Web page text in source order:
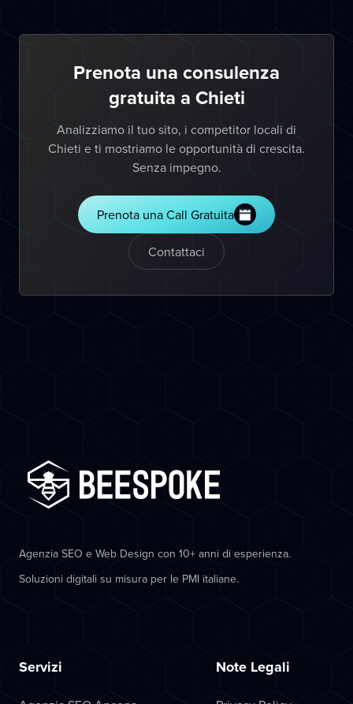
Prenota una consulenza
gratuita a Chieti
Analizziamo il tuo sito, i competitor locali di
Chieti e ti mostriamo le opportunità di crescita.
Senza impegno.
Prenota una Call Gratuita
Contattaci
Agenzia SEO e Web Design con 10+ anni di esperienza.
Soluzioni digitali su misura per le PMI italiane.
Servizi Note Legali